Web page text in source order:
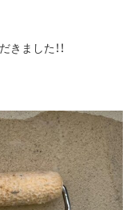
ました！！